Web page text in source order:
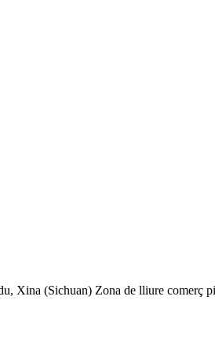
Xina (Sichuan) Zona de lliure comerç